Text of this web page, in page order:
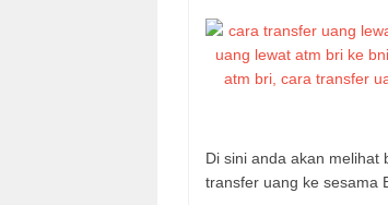
Di sini anda akan melihat
transfer uang ke sesama